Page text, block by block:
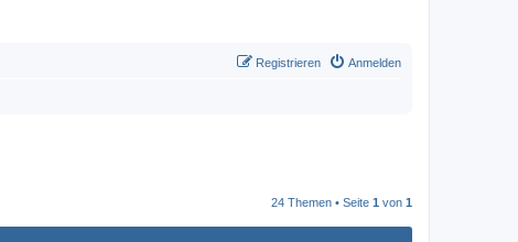
Anmelden
Registrieren
24 Themen • Seite 1 von 1